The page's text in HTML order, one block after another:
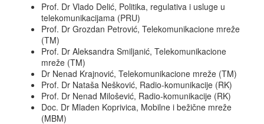
Prof. Dr Vlado Delić, Politika, regulativa i usluge u
telekomunikacijama (PRU)
Prof. Dr Grozdan Petrović, Telekomunikacione mreže
(TM)
Prof. Dr Aleksandra Smiljanić, Telekomunikacione
mreže (TM)
Dr Nenad Krajnović, Telekomunikacione mreže (TM)
Prof. Dr Nataša Nešković, Radio-komunikacije (RK)
Prof. Dr Nenad Milošević, Radio-komunikacije (RK)
Doc. Dr Mladen Koprivica, Mobilne i bežične mreže
(MBM)